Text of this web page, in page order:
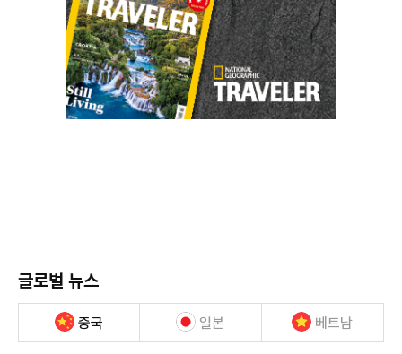
글로벌 뉴스
중국 일본 베트남